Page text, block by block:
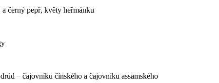
černý pepř, květy heřmánku
– čajovníku čínského a čajovníku assamského